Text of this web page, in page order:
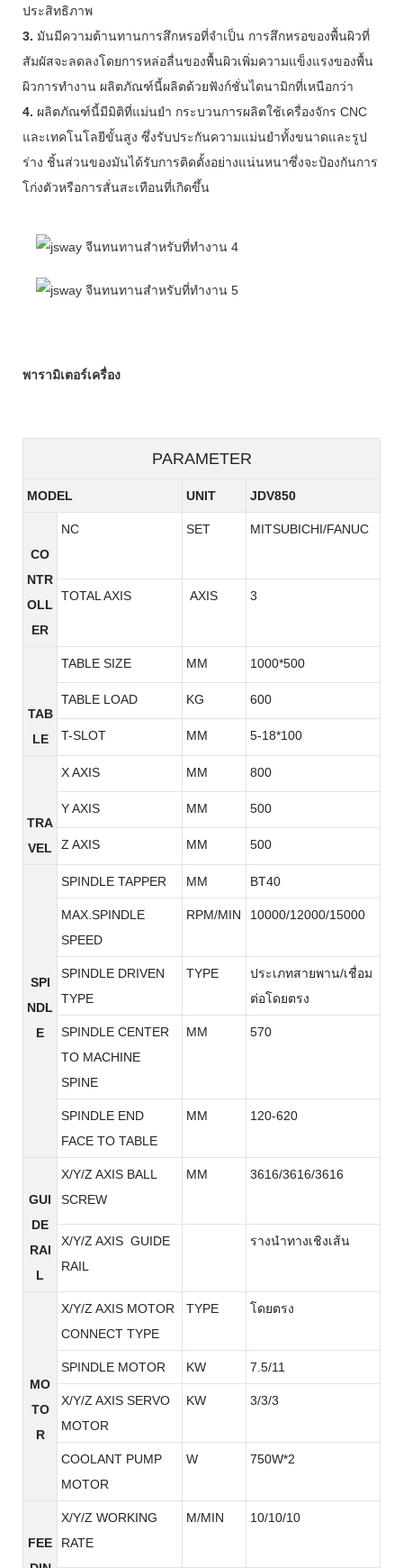
ประสิทธิภาพ
3. มันมีความต้านทานการสึกหรอที่จำเป็น การสึกหรอของพื้นผิวที่
สัมผัสจะลดลงโดยการหล่อลื่นของพื้นผิวเพิ่มความแข็งแรงของพื้น
ผิวการทำงาน ผลิตภัณฑ์นี้ผลิตด้วยฟังก์ชั่นไดนามิกที่เหนือกว่า
4. ผลิตภัณฑ์นี้มีมิติที่แม่นยำ กระบวนการผลิตใช้เครื่องจักร CNC
และเทคโนโลยีขั้นสูง ซึ่งรับประกันความแม่นยำทั้งขนาดและรูป
ร่าง ชิ้นส่วนของมันได้รับการติดตั้งอย่างแน่นหนาซึ่งจะป้องกันการ
โก่งตัวหรือการสั่นสะเทือนที่เกิดขึ้น
พารามิเตอร์เครื่อง
PARAMETER
MODEL UNIT JDV850
CO
NTR
OLL
ER
NC SET MITSUBICHI/FANUC
TOTAL AXIS AXIS 3
TAB
LE
TABLE SIZE MM 1000*500
TABLE LOAD KG 600
T-SLOT MM 5-18*100
TRA
VEL
X AXIS MM 800
Y AXIS MM 500
Z AXIS MM 500
SPI
NDL
E
SPINDLE TAPPER MM BT40
MAX.SPINDLE
SPEED
RPM/MIN 10000/12000/15000
SPINDLE DRIVEN
TYPE
TYPE
ประเภทสายพาน/เชื่อม
ต่อโดยตรง
SPINDLE CENTER
TO MACHINE
SPINE
MM 570
SPINDLE END
FACE TO TABLE
MM 120-620
GUI
DE
RAI
L
X/Y/Z AXIS BALL
SCREW
MM 3616/3616/3616
X/Y/Z AXIS GUIDE
RAIL
รางนำทางเชิงเส้น
MO
TO
R
X/Y/Z AXIS MOTOR
CONNECT TYPE
TYPE โดยตรง
SPINDLE MOTOR KW 7.5/11
X/Y/Z AXIS SERVO
MOTOR
KW 3/3/3
COOLANT PUMP
MOTOR
W 750W*2
FEE
X/Y/Z WORKING
RATE
M/MIN 10/10/10